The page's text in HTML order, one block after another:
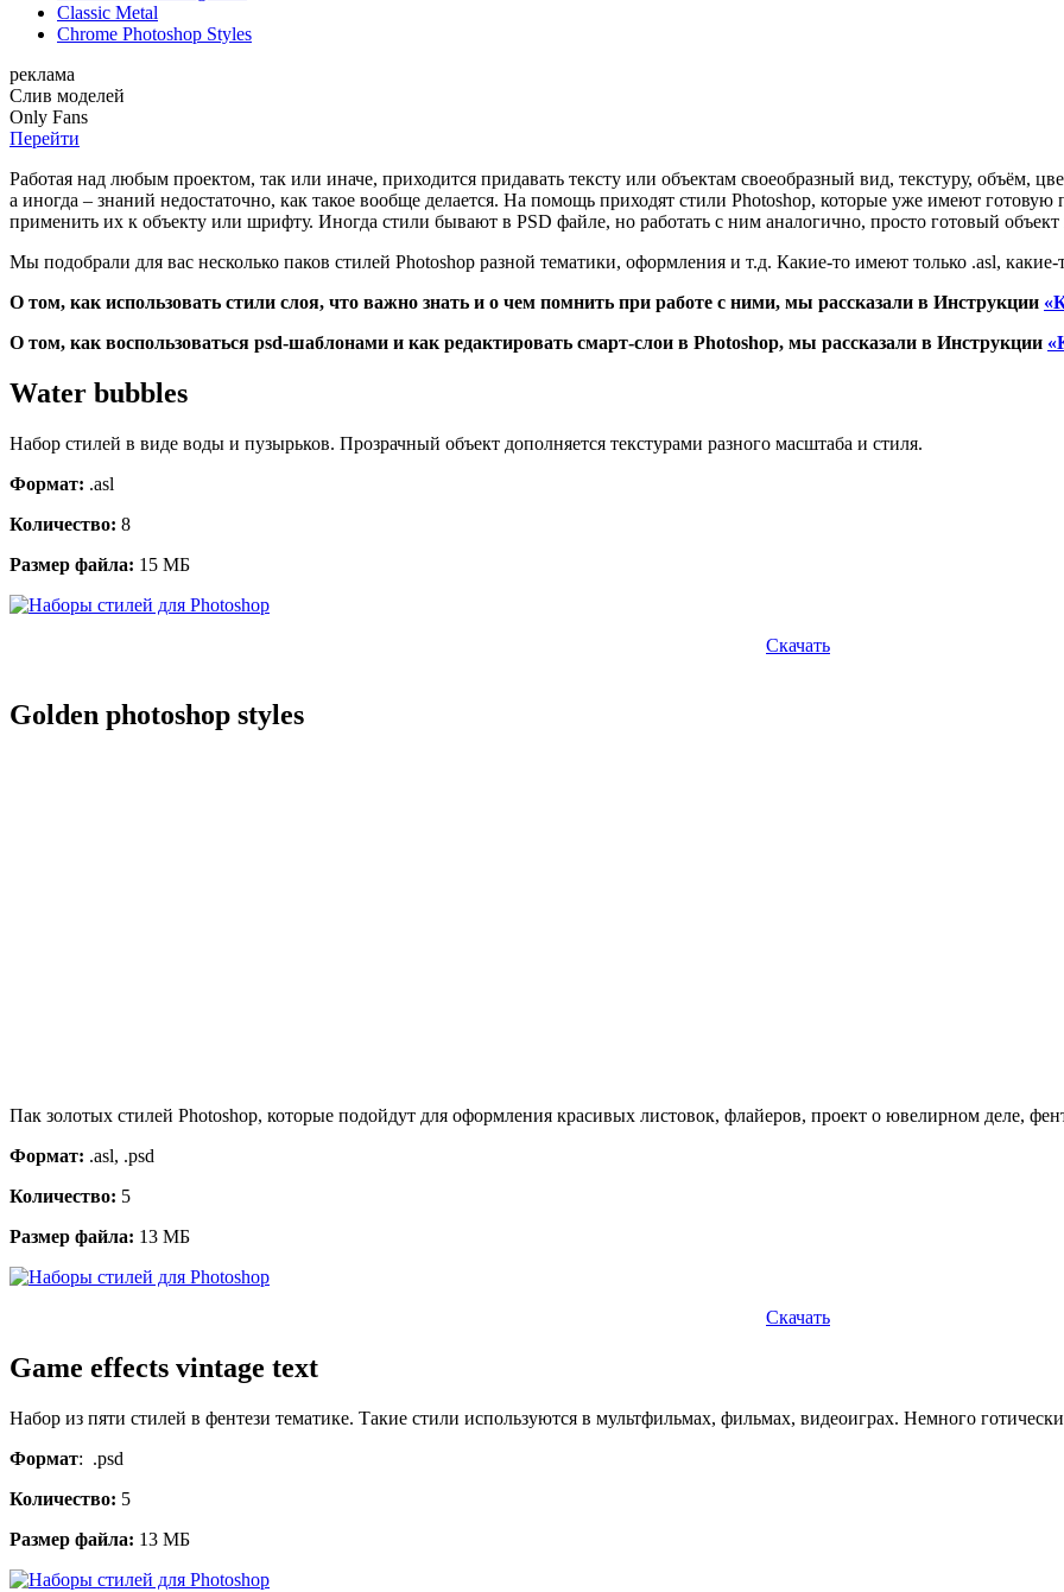
Classic Metal
Chrome Photoshop Styles
реклама
Слив моделей
Only Fans
Перейти
Работая над любым проектом, так или иначе, приходится придавать тексту или объектам своеобразный вид, текстуру, объём,
а иногда – знаний недостаточно, как такое вообще делается. На помощь приходят стили Photoshop, которые уже имеют
применить их к объекту или шрифту. Иногда стили бывают в PSD файле, но работать с ним аналогично, просто готовый
Мы подобрали для вас несколько паков стилей Photoshop разной тематики, оформления и т.д. Какие-то имеют только .asl,
О том, как использовать стили слоя, что важно знать и о чем помнить при работе с ними, мы рассказали в Инструкции
О том, как воспользоваться psd-шаблонами и как редактировать смарт-слои в Photoshop, мы рассказали в Инструкции
Water bubbles
Набор стилей в виде воды и пузырьков. Прозрачный объект дополняется текстурами разного масштаба и стиля.
Формат: .asl
Количество: 8
Размер файла: 15 МБ
Скачать
Golden photoshop styles
Пак золотых стилей Photoshop, которые подойдут для оформления красивых листовок, флайеров, проект о ювелирном деле,
Формат: .asl, .psd
Количество: 5
Размер файла: 13 МБ
Скачать
Game effects vintage text
Набор из пяти стилей в фентези тематике. Такие стили используются в мультфильмах, фильмах, видеоиграх. Немного
Формат: .psd
Количество: 5
Размер файла: 13 МБ